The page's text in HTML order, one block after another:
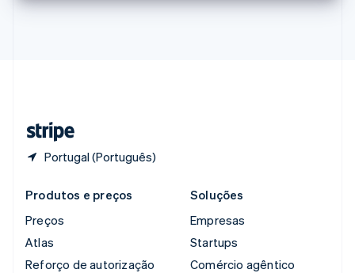
Portugal (Português)
Singapura
Produtos e preços
Preços
Atlas
Reforço de autorização
Soluções
Empresas
Startups
Comércio agêntico